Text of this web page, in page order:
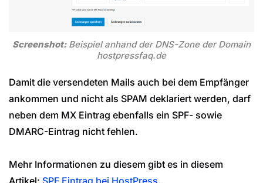
Screenshot:Beispiel anhand der DNS-Zone der Domain
hostpressfaq.de
Damit die versendeten Mails auch bei dem Empfänger
ankommen und nicht als SPAM deklariert werden, darf
neben dem MX Eintrag ebenfalls ein SPF- sowie
DMARC-Eintrag nicht fehlen.
Mehr Informationen zu diesem gibt es in diesem
Artikel: SPF Eintrag bei HostPress.